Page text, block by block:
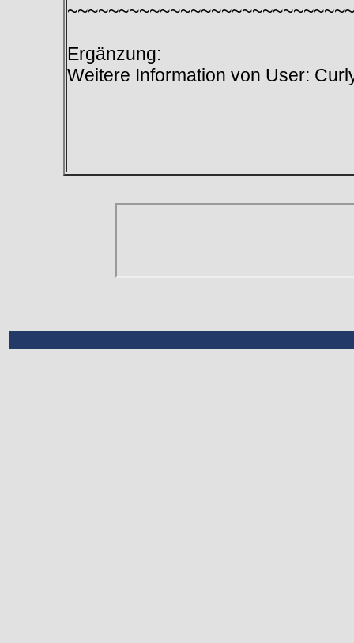
Ergänzung:
Weitere Information von User: